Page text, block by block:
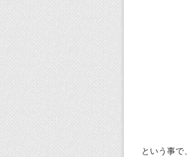
という事